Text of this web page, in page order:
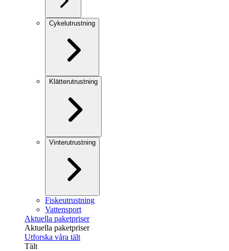
Cykelutrustning
Klätterutrustning
Vinterutrustning
Fiskeutrustning
Vattensport
Aktuella paketpriser
Aktuella paketpriser
Utforska våra tält
Tält